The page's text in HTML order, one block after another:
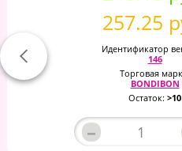
257.25
Идентификатор
146
Торговая
BONDIBON
Остаток: >10
–